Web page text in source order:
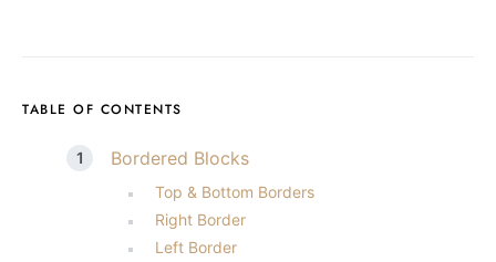
TABLE OF CONTENTS
Bordered Blocks
Top & Bottom Borders
Right Border
Left Border